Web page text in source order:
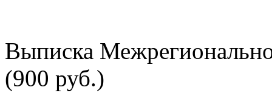
Выписка
(900 руб.)